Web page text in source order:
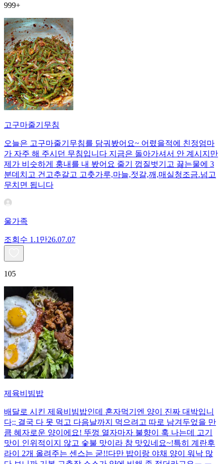
999+
고구마줄기무침
오늘은 고구마줄기무침를 담궈봤어요~ 어렸을적에 친정엄마
가 자주 해 주시던 무침입니다 지금은 돌아가셔서 안 계시지만
제가 비슷하게 훙내를 내 봤어요 줄기 껍질벗기고 끓는물에 3
분데치고 건고추갈고 고춧가루,마늘,젓갈,깨,매실청조금.넘고
무치면 됩니다
울가족
조회수 1.1만26.07.07
105
제육비빔밥
배달로 시킨 제육비빔밥인데 혼자먹기엔 양이 진짜 대박입니
다;; 결국 다 못 먹고 다음날까지 먹으려고 따로 남겨두었을 만
큼 혜자로운 양이에요! 뚜껑 열자마자 불향이 훅 나는데 고기
맛이 인위적이지 않고 숯불 맛이라 참 맛있네요~!특히 계란후
라이 2개 올려주는 센스는 굳!! ​다만 밥이랑 야채 양이 워낙 많